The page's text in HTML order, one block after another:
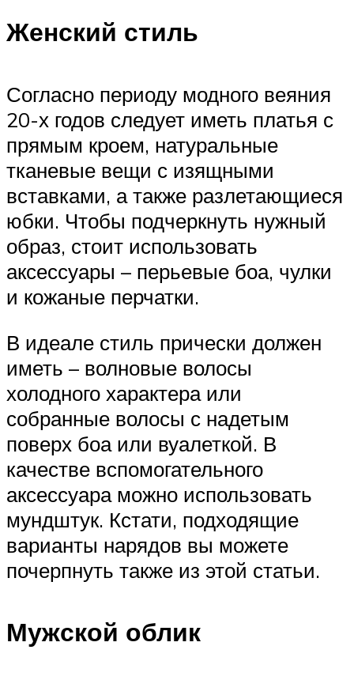
Женский стиль
Согласно периоду модного веяния
20-х годов следует иметь платья с
прямым кроем, натуральные
тканевые вещи с изящными
вставками, а также разлетающиеся
юбки. Чтобы подчеркнуть нужный
образ, стоит использовать
аксессуары – перьевые боа, чулки
и кожаные перчатки.
В идеале стиль прически должен
иметь – волновые волосы
холодного характера или
собранные волосы с надетым
поверх боа или вуалеткой. В
качестве вспомогательного
аксессуара можно использовать
мундштук. Кстати, подходящие
варианты нарядов вы можете
почерпнуть также из этой статьи.
Мужской облик